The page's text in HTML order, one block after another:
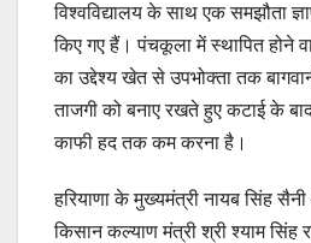
विश्वविद्यालय के साथ एक समझौता
किए गए हैं। पंचकूला में स्थापित होने
का उद्देश्य खेत से उपभोक्ता तक
ताजगी को बनाए रखते हुए कटाई के
काफी हद तक कम करना है।
हरियाणा के मुख्यमंत्री नायब सिंह
किसान कल्याण मंत्री श्री श्याम सिंह